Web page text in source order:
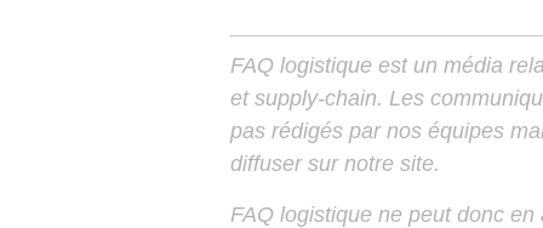
FAQ logistique est un média
et supply-chain. Les
pas rédigés par nos équipes
diffuser sur notre site.
FAQ logistique ne peut donc